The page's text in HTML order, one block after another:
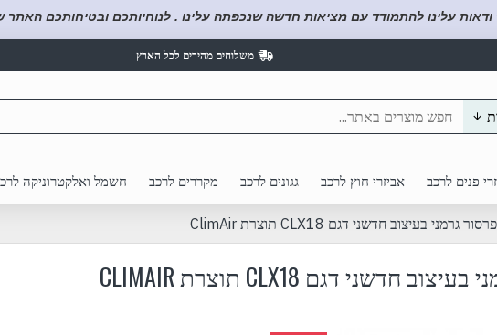
עלינו להתמודד עם מציאות חדשה שנכפתה עלינו . לנוחיותכם ובטיחותכם האתר
משלוחים מהירים לכל הארץ
פנים לרכב אביזרי חוץ לרכב גגונים לרכב מקררים לרכב חשמל ואלקטרוניקה